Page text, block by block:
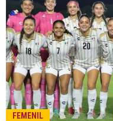
FEMENIL